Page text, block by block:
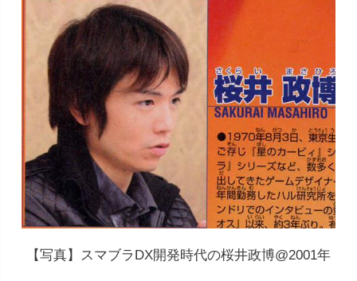
【写真】スマブラDX開発時代の桜井政博@2001年